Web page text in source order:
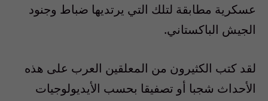
عسكرية مطابقة لتلك التي يرتديها ضباط وجنود
الجيش الباكستاني.
لقد كتب الكثيرون من المعلقين العرب على هذه
الأحداث شجبا أو تصفيقا بحسب الأيديولوجيات